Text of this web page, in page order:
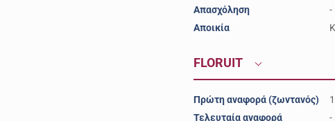
Απασχόληση
-
Αποικία
FLORUIT
Πρώτη αναφορά (ζωντανός)
Τελευταία αναφορά
-